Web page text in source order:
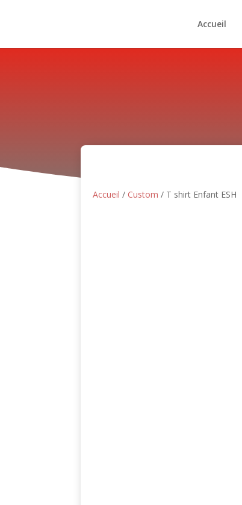
Accueil
Accueil / Custom / T shirt Enfant ESH